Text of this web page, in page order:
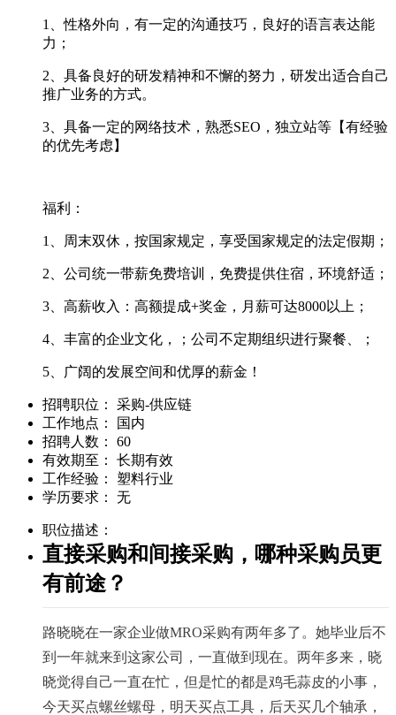
1、性格外向，有一定的沟通技巧，良好的语言表达能
力；
2、具备良好的研发精神和不懈的努力，研发出适合自己
推广业务的方式。
3、具备一定的网络技术，熟悉SEO，独立站等【有经验
的优先考虑】
福利：
1、周末双休，按国家规定，享受国家规定的法定假期；
2、公司统一带薪免费培训，免费提供住宿，环境舒适；
3、高薪收入：高额提成+奖金，月薪可达8000以上；
4、丰富的企业文化，；公司不定期组织进行聚餐、；
5、广阔的发展空间和优厚的薪金！
招聘职位：
采购-供应链
工作地点：
国内
招聘人数：
60
有效期至：
长期有效
工作经验：
塑料行业
学历要求：
无
职位描述：
直接采购和间接采购，哪种采购员更
有前途？
路晓晓在一家企业做MRO采购有两年多了。她毕业后不
到一年就来到这家公司，一直做到现在。两年多来，晓
晓觉得自己一直在忙，但是忙的都是鸡毛蒜皮的小事，
今天买点螺丝螺母，明天买点工具，后天买几个轴承，